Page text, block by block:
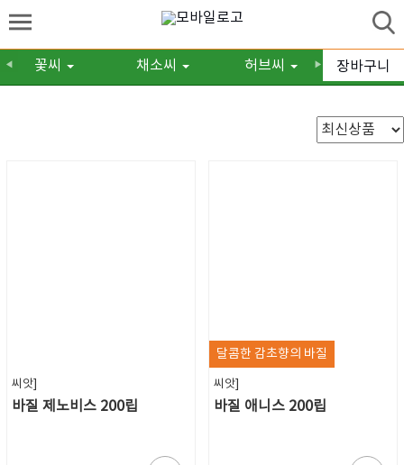
◀ 꽃씨 채소씨 허브씨 구근/숙
▶ 장바구니
허브씨 봄파종허브
씨앗]
바질 제노비스 200립
달콤한 감초향의 바질
씨앗]
바질 애니스 200립